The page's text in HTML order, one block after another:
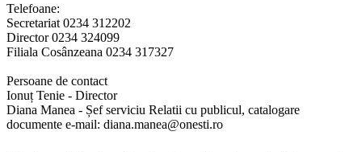
Telefoane:
Secretariat 0234 312202
Director 0234 324099
Filiala Cosânzeana 0234 317327
Persoane de contact
Ionuț Tenie - Director
Diana Manea - Șef serviciu Relatii cu publicul, catalogare
documente e-mail: diana.manea@onesti.ro